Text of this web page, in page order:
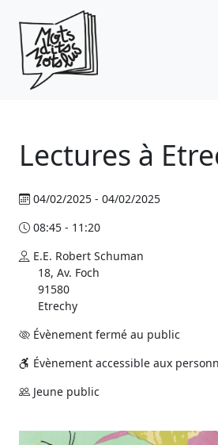
Skip to main content
Lectures à
04/02/2025 - 04/02/2025
08:45 - 11:20
E.E. Robert Schuman
18, Av. Foch
91580
Etrechy
Évènement fermé au public
Évènement accessible aux
Jeune public